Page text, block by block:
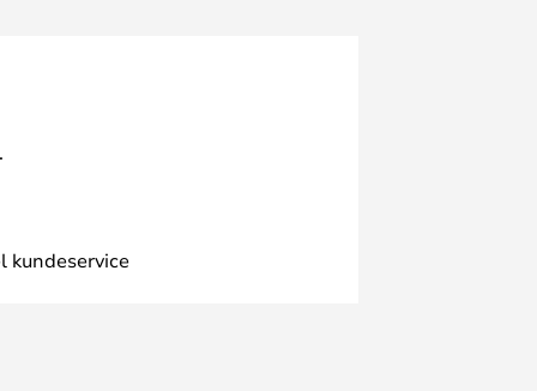
kundeservice